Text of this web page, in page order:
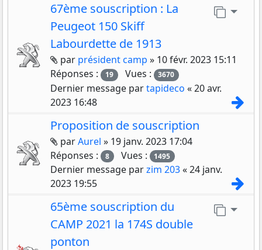
Aller
67ème souscription : La
Peugeot 150 Skiff
Labourdette de 1913
Pièces jointes
par président camp » 10 févr. 2023 15:11
Réponses :
19 Vues : 3670
Dernier message partapideco «20 avr.
2023 16:48
Proposition de souscription
Pièces jointes
parAurel » 19 janv. 2023 17:04
Réponses :
8 Vues : 1495
Dernier message parzim 203«24 janv.
2023 19:55
Aller
65ème souscription du
CAMP 2021 la 174S double
ponton